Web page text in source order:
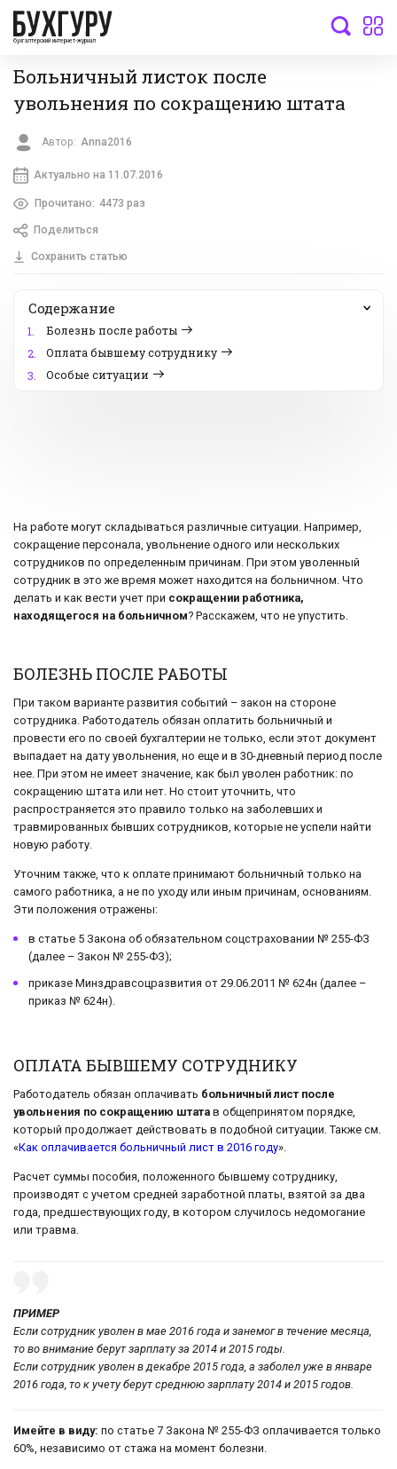
бухгалтерский интернет-журнал
Больничный листок после
увольнения по сокращению штата
Автор: Anna2016
Актуально на 11.07.2016
Прочитано: 4473 раз
Поделиться
Сохранить статью
Содержание
1.
Болезнь после работы
2.
Оплата бывшему сотруднику
3.
Особые ситуации
На работе могут складываться различные ситуации. Например,
сокращение персонала, увольнение одного или нескольких
сотрудников по определенным причинам. При этом уволенный
сотрудник в это же время может находится на больничном. Что
делать и как вести учет при сокращении работника,
находящегося на больничном? Расскажем, что не упустить.
БОЛЕЗНЬ ПОСЛЕ РАБОТЫ
При таком варианте развития событий – закон на стороне
сотрудника. Работодатель обязан оплатить больничный и
провести его по своей бухгалтерии не только, если этот документ
выпадает на дату увольнения, но еще и в 30-дневный период после
нее. При этом не имеет значение, как был уволен работник: по
сокращению штата или нет. Но стоит уточнить, что
распространяется это правило только на заболевших и
травмированных бывших сотрудников, которые не успели найти
новую работу.
Уточним также, что к оплате принимают больничный только на
самого работника, а не по уходу или иным причинам, основаниям.
Эти положения отражены:
в статье 5 Закона об обязательном соцстраховании № 255-ФЗ
(далее – Закон № 255-ФЗ);
приказе Минздравсоцразвития от 29.06.2011 № 624н (далее –
приказ № 624н).
ОПЛАТА БЫВШЕМУ СОТРУДНИКУ
Работодатель обязан оплачивать больничный лист после
увольнения по сокращению штата в общепринятом порядке,
который продолжает действовать в подобной ситуации. Также см.
«Как оплачивается больничный лист в 2016 году».
Расчет суммы пособия, положенного бывшему сотруднику,
производят с учетом средней заработной платы, взятой за два
года, предшествующих году, в котором случилось недомогание
или травма.
ПРИМЕР
Если сотрудник уволен в мае 2016 года и занемог в течение месяца,
то во внимание берут зарплату за 2014 и 2015 годы.
Если сотрудник уволен в декабре 2015 года, а заболел уже в январе
2016 года, то к учету берут среднюю зарплату 2014 и 2015 годов.
Имейте в виду: по статье 7 Закона № 255-ФЗ оплачивается только
60%, независимо от стажа на момент болезни.